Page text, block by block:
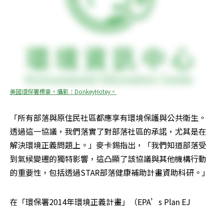
美國環保署標章。攝影：DonkeyHotey。
「所有部落與原住民社區都應享有環境保護與公共衛生。
透過這一協議，我們落實了對部落社區的承諾，尤其是在
解決環境正義問題上。」麥卡錫指出，「我們知道部落受
到氣候變遷的獨特影響，這凸顯了該協議與其他機構行動
的重要性，包括透過STAR部落健康補助計畫資助科研。」
在「環保署2014年環境正義計畫」（EPA’s Plan EJ